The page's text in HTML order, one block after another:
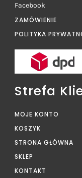
Facebook
ZAMÓWIENIE
POLITYKA
Strefa
MOJE KONTO
KOSZYK
STRONA GŁÓWNA
SKLEP
KONTAKT